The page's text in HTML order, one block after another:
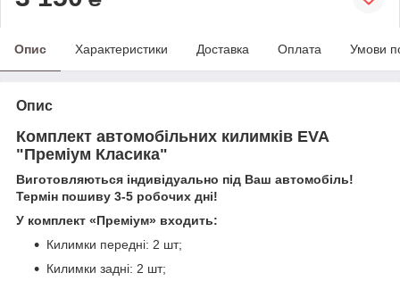
Опис Характеристики Доставка Оплата Умови
Опис
Комплект автомобільних килимків EVA
"Преміум Класика"
Виготовляються індивідуально під Ваш автомобіль!
Термін пошиву 3-5 робочих дні!
У комплект «Преміум» входить:
Килимки передні: 2 шт;
Килимки задні: 2 шт;